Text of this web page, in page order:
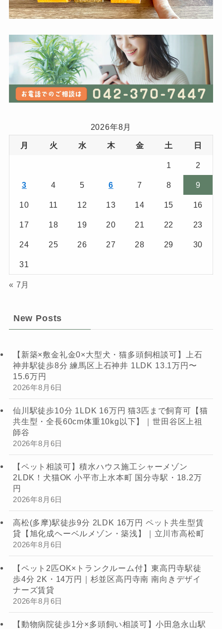
2026年8月
月 火 水 木 金 土 日
1 2
3 4 5 6 7 8 9
10 11 12 13 14 15 16
17 18 19 20 21 22 23
24 25 26 27 28 29 30
31
« 7月
New Posts
【新築×敷金礼金0×大型犬・猫多頭飼相談可】上石
神井駅徒歩8分 練馬区上石神井 1LDK 13.1万円〜
15.6万円
2026年8月6日
仙川駅徒歩10分 1LDK 16万円 猫3匹まで飼育可【猫
共生型・全長60cm体重10kg以下】｜世田谷区上祖
師谷
2026年8月6日
【ペット相談可】積水ハウス施工シャーメゾン
2LDK！犬猫OK 小平市上水本町 国分寺駅・18.2万
円
2026年8月6日
高松(多摩)駅徒歩9分 2LDK 16万円 ペット共生型賃
貸【旭化成ヘーベルメゾン・築浅】｜立川市高松町
2026年8月6日
【ペット2匹OK×トランクルーム付】東高円寺駅徒
歩4分 2K・14万円｜杉並区高円寺南 南向きデザイ
ナーズ賃貸
2026年8月6日
【動物病院徒歩1分×多頭飼い相談可】小田急永山駅